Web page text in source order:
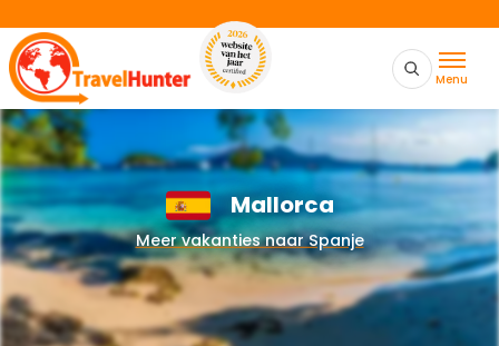
Menu
Mallorca
Meer vakanties naar Spanje